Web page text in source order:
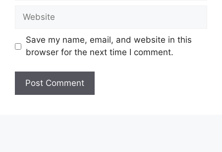
Website
Save my name, email, and website in this
browser for the next time I comment.